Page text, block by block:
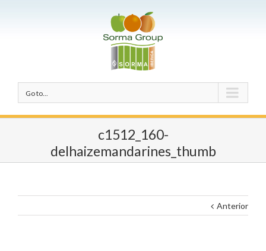
Go to...
c1512_160-
delhaizemandarines_thumb
Anterior